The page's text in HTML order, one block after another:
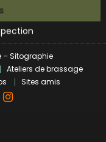
à Marseille
brassicole
bouchée de pain ?
– Sitographie
Ateliers de brassage
Sites amis